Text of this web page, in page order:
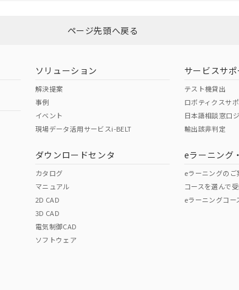
ページ先頭へ戻る
ソリューション
解決提案
事例
イベント
現場データ活用サービスi-BELT
ダウンロードセンタ
カタログ
マニュアル
2D CAD
3D CAD
電気制御CAD
ソフトウェア
サービスサポ
テスト機貸出
ロボティクスサ
日本語相談窓口
輸出該非判定
eラーニング
eラーニングのご
コースを選んで
eラーニングコー